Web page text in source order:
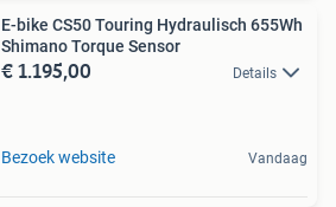
E-bike CS50 Touring Hydraulisch 655Wh
Shimano Torque Sensor
€ 1.195,00 Details
Bezoek website Vandaag